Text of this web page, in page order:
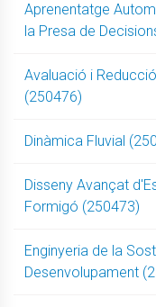
Aprenentatge
la Presa de
Avaluació i
(250476)
Dinàmica Fluvial
Disseny Avançat
Formigó (250473)
Enginyeria de la
Desenvolupament